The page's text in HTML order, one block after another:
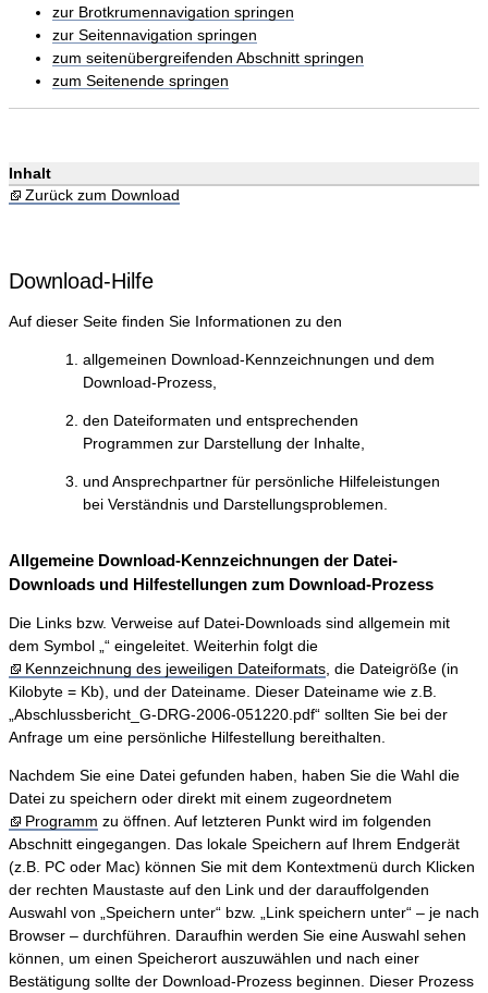
zur Brotkrumennavigation springen
zur Seitennavigation springen
zum seitenübergreifenden Abschnitt springen
zum Seitenende springen
Inhalt
Zurück zum Download
Download-Hilfe
Auf dieser Seite finden Sie Informationen zu den
allgemeinen Download-Kennzeichnungen und dem
Download-Prozess,
den Dateiformaten und entsprechenden
Programmen zur Darstellung der Inhalte,
und Ansprechpartner für persönliche Hilfeleistungen
bei Verständnis und Darstellungsproblemen.
Allgemeine Download-Kennzeichnungen der Datei-
Downloads und Hilfestellungen zum Download-Prozess
Die Links bzw. Verweise auf Datei-Downloads sind allgemein mit
dem Symbol „“ eingeleitet. Weiterhin folgt die
Kennzeichnung des jeweiligen Dateiformats , die Dateigröße (in
Kilobyte = Kb), und der Dateiname. Dieser Dateiname wie z.B.
„Abschlussbericht_G-DRG-2006-051220.pdf“ sollten Sie bei der
Anfrage um eine persönliche Hilfestellung bereithalten.
Nachdem Sie eine Datei gefunden haben, haben Sie die Wahl die
Datei zu speichern oder direkt mit einem zugeordnetem
Programm zu öffnen. Auf letzteren Punkt wird im folgenden
Abschnitt eingegangen. Das lokale Speichern auf Ihrem Endgerät
(z.B. PC oder Mac) können Sie mit dem Kontextmenü durch Klicken
der rechten Maustaste auf den Link und der darauffolgenden
Auswahl von „Speichern unter“ bzw. „Link speichern unter“ – je nach
Browser – durchführen. Daraufhin werden Sie eine Auswahl sehen
können, um einen Speicherort auszuwählen und nach einer
Bestätigung sollte der Download-Prozess beginnen. Dieser Prozess